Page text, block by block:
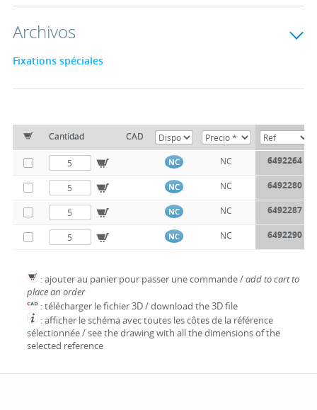
Archivos
Fixations spéciales
Cantidad CAD
NC NC 6492264
NC NC 6492280
NC NC 6492287
NC NC 6492290
: ajouter au panier pour passer une commande /add to cart to
place an order
: télécharger le fichier 3D / download the 3D file
: afficher le schéma avec toutes les côtes de la référence
sélectionnée / see the drawing with all the dimensions of the
selected reference